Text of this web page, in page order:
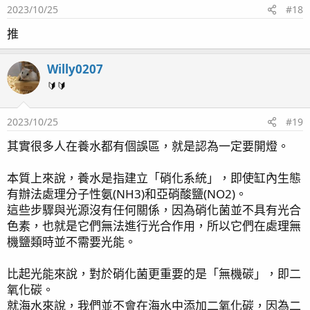
n
2023/10/25 #18
推
Willy0207
🔰🔰
2023/10/25 #19
其實很多人在養水都有個誤區，就是認為一定要開燈。
本質上來說，養水是指建立「硝化系統」，即使缸內生態
有辦法處理分子性氨(NH3)和亞硝酸鹽(NO2)。
這些步驟與光源沒有任何關係，因為硝化菌並不具有光合
色素，也就是它們無法進行光合作用，所以它們在處理無
機鹽類時並不需要光能。
比起光能來說，對於硝化菌更重要的是「無機碳」，即二
氧化碳。
就海水來說，我們並不會在海水中添加二氧化碳，因為二